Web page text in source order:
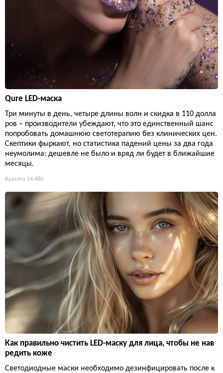
Qure LED-маска
Три минуты в день, четыре длины волн и скидка в 110 долла
ров – производители убеждают, что это единственный шанс
попробовать домашнюю светотерапию без клинических цен.
Скептики фыркают, но статистика падений цены за два года
неумолима: дешевле не было и вряд ли будет в ближайшие
месяцы.
Красота 14 480
Как правильно чистить LED-маску для лица, чтобы не нав
редить коже
Светодиодные маски необходимо дезинфицировать после к